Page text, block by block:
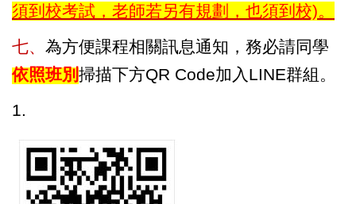
須到校考試，老師若另有規劃，也須到校)。
七、 為方便課程相關訊息通知，務必請同學
依照班別掃描下方QR Code加入LINE群組。
1.